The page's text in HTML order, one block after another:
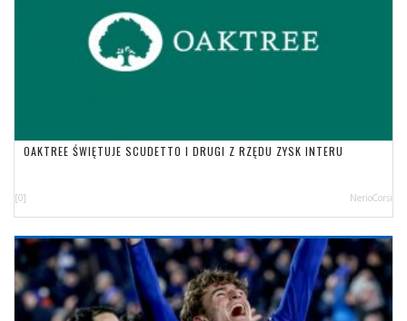
OAKTREE ŚWIĘTUJE SCUDETTO I DRUGI Z RZĘDU ZYSK INTERU
[0] NerioCorsi